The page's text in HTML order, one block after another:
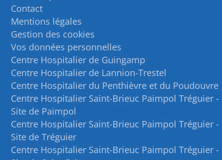
Contact
Mentions légales
Gestion des cookies
Vos données personnelles
Centre Hospitalier de Guingamp
Centre Hospitalier de Lannion-Trestel
Centre Hospitalier du Penthièvre et du Poudouvre
Centre Hospitalier Saint-Brieuc Paimpol Tréguier -
Site de Paimpol
Centre Hospitalier Saint-Brieuc Paimpol Tréguier -
Site de Tréguier
Centre Hospitalier Saint-Brieuc Paimpol Tréguier -